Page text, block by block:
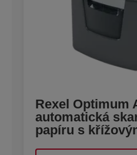
Rexel Optimum
automatická
papíru s